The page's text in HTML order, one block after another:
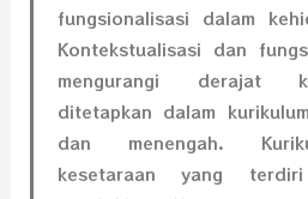
fungsionalisasi dalam
Kontekstualisasi dan
mengurangi derajat
ditetapkan dalam
dan menengah.
kesetaraan yang